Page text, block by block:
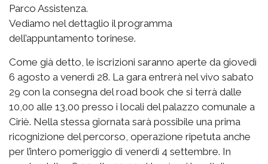
Parco Assistenza.
Vediamo nel dettaglio il programma
dell’appuntamento torinese.
Come già detto, le iscrizioni saranno aperte da giovedì
6 agosto a venerdì 28. La gara entrerà nel vivo sabato
29 con la consegna del road book che si terrà dalle
10,00 alle 13,00 presso i locali del palazzo comunale a
Ciriè. Nella stessa giornata sarà possibile una prima
ricognizione del percorso, operazione ripetuta anche
per l’intero pomeriggio di venerdì 4 settembre. In